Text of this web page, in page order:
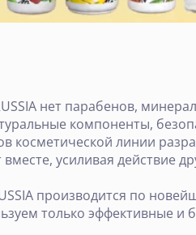
нет парабенов,
компоненты,
косметической линии
усиливая действие
производится по
только эффективные и